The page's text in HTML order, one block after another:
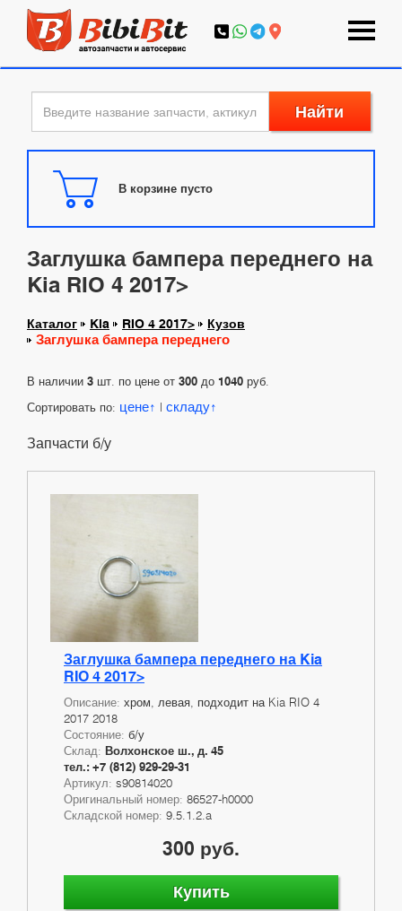
Найти
В корзине пусто
Заглушка бампера переднего на
Kia RIO 4 2017>
Каталог Kia RIO 4 2017> Кузов
Заглушка бампера переднего
В наличии 3 шт. по цене от 300 до 1040 руб.
Сортировать по: цене | складу
Запчасти б/у
Заглушка бампера переднего на Kia
RIO 4 2017>
Описание: хром, левая, подходит на Kia RIO 4
2017 2018
Состояние: б/у
Склад: Волхонское ш., д. 45
тел.: +7 (812) 929-29-31
Артикул: s90814020
Оригинальный номер: 86527-h0000
Складской номер: 9.5.1.2.a
300 руб.
Купить